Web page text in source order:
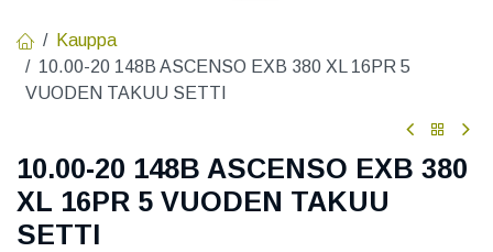
Kauppa
10.00-20 148B ASCENSO EXB 380 XL 16PR 5
VUODEN TAKUU SETTI
10.00-20 148B ASCENSO EXB 380
XL 16PR 5 VUODEN TAKUU
SETTI